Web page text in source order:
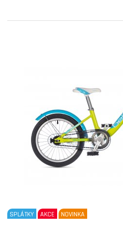
SPLÁTKY AKCE NOVINKA